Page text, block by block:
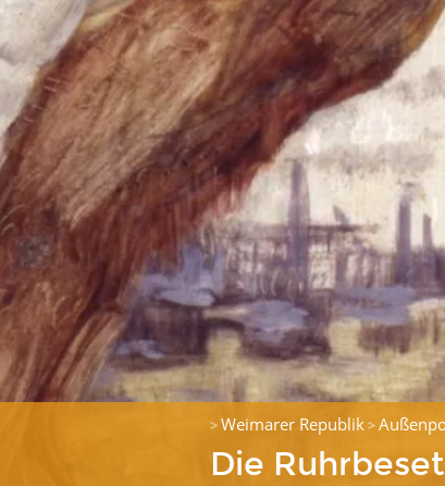
>Weimarer Republik>
Die